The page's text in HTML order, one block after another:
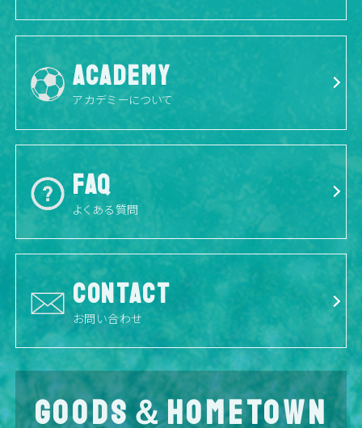
ACADEMY
アカデミーについて
FAQ
よくある質問
CONTACT
お問い合わせ
GOODS＆HOMETOWN